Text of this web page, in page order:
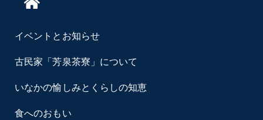
イベントとお知らせ
古民家「芳泉茶寮」について
いなかの愉しみとくらしの知恵
食へのおもい